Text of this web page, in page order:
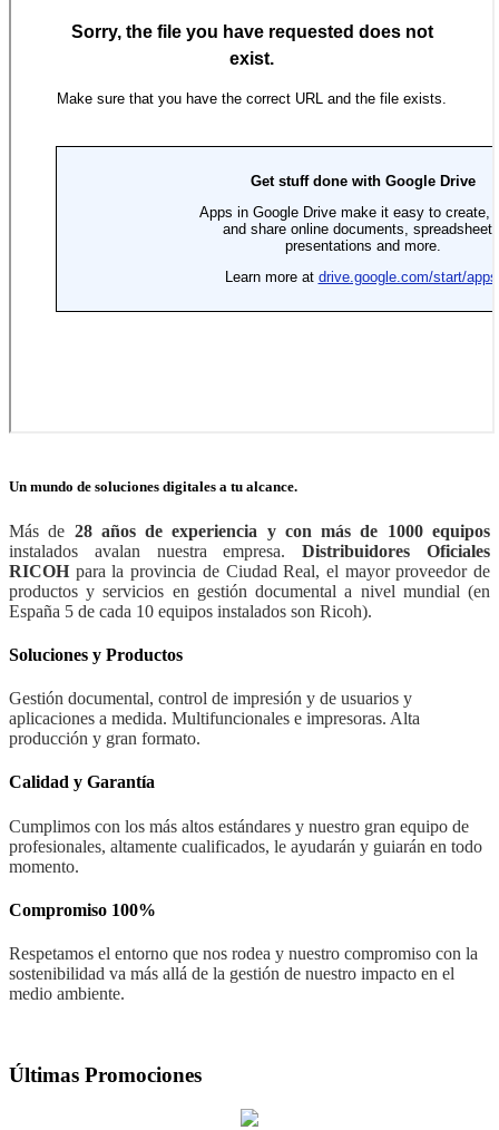
Un mundo de soluciones digitales a tu alcance.
Más de 28 años de experiencia y con más de 1000 equipos
instalados avalan nuestra empresa.Distribuidores Oficiales
RICOH para la provincia de Ciudad Real, el mayor proveedor de
productos y servicios en gestión documental a nivel mundial (en
España 5 de cada 10 equipos instalados son Ricoh).
Soluciones y Productos
Gestión documental, control de impresión y de usuarios y
aplicaciones a medida. Multifuncionales e impresoras. Alta
producción y gran formato.
Calidad y Garantía
Cumplimos con los más altos estándares y nuestro gran equipo de
profesionales, altamente cualificados, le ayudarán y guiarán en todo
momento.
Compromiso 100%
Respetamos el entorno que nos rodea y nuestro compromiso con la
sostenibilidad va más allá de la gestión de nuestro impacto en el
medio ambiente.
Últimas Promociones